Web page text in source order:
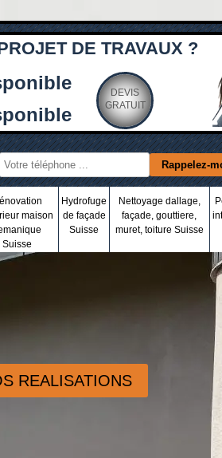
DE TRAVAUX ?
DEVIS
GRATUIT
maison
Suisse
Hydrofuge
de façade
Suisse
Nettoyage dallage,
façade, gouttiere,
muret, toiture Suisse
REALISATIONS